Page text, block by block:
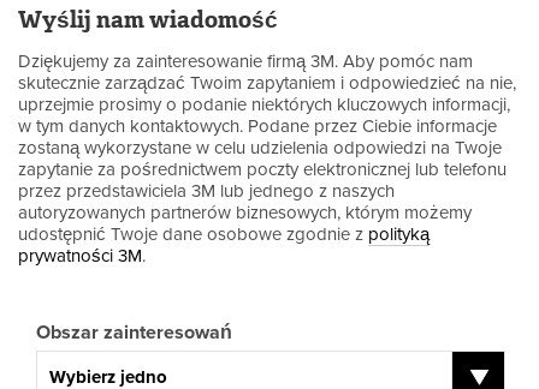
Wyślij nam wiadomość
Dziękujemy za zainteresowanie firmą 3M. Aby pomóc nam
skutecznie zarządzać Twoim zapytaniem i odpowiedzieć na nie,
uprzejmie prosimy o podanie niektórych kluczowych informacji,
w tym danych kontaktowych. Podane przez Ciebie informacje
zostaną wykorzystane w celu udzielenia odpowiedzi na Twoje
zapytanie za pośrednictwem poczty elektronicznej lub telefonu
przez przedstawiciela 3M lub jednego z naszych
autoryzowanych partnerów biznesowych, którym możemy
udostępnić Twoje dane osobowe zgodnie z polityką
prywatności 3M.
Obszar zainteresowań
Wybierz jedno